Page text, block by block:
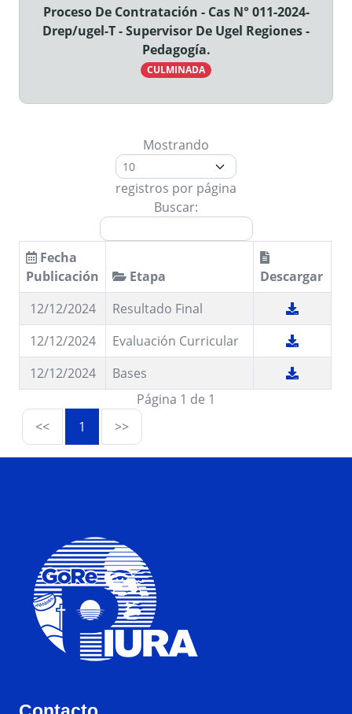
Proceso De Contratación - Cas N° 011-2024-
Drep/ugel-T - Supervisor De Ugel Regiones -
Pedagogía.
CULMINADA
Mostrando
registros por página
Buscar:
Fecha
Publicación
Etapa
Descargar
12/12/2024
Resultado Final
12/12/2024
Evaluación Curricular
12/12/2024
Bases
Página 1 de 1
<<
1 >>